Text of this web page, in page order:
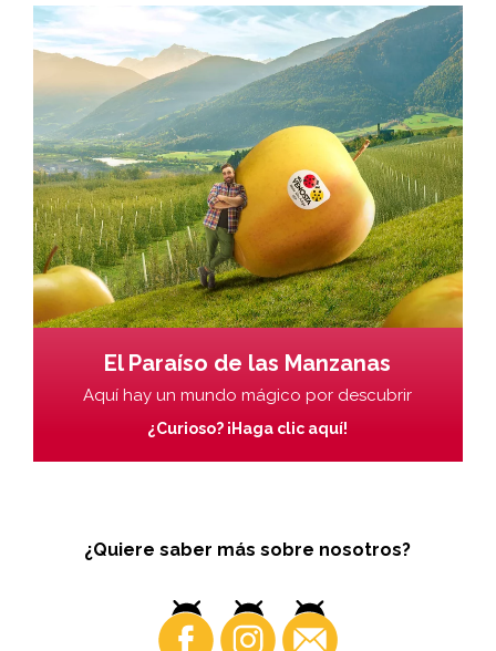
El Paraíso de las Manzanas
Aquí hay un mundo mágico por descubrir
¿Curioso? ¡Haga clic aquí!
¿Quiere saber más sobre nosotros?